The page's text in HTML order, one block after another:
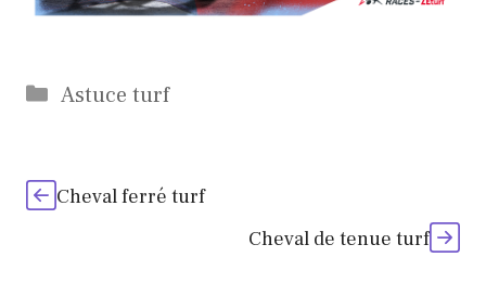
Catégories
Astuce turf
Cheval ferré turf
Cheval de tenue turf